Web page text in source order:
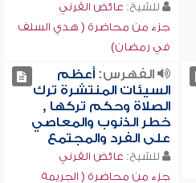
للشيخ: عائض القرني
جزء من محاضرة ( هدي السلف
في رمضان)
الفهرس:أعظم
السيئات المنتشرة ترك
الصلاة وحكم تركها ,
خطر الذنوب والمعاصي
على الفرد والمجتمع
للشيخ: عائض القرني
جزء من محاضرة ( الجريمة